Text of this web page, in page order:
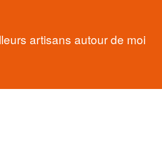
artisans autour de moi